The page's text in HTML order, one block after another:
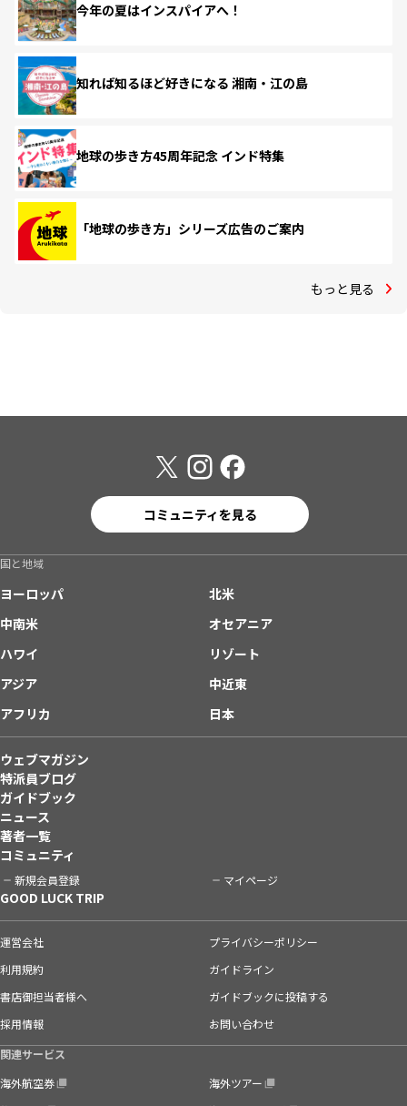
今年の夏はインスパイアへ！
知れば知るほど好きになる 湘南・江の島
地球の歩き方45周年記念 インド特集
「地球の歩き方」シリーズ広告のご案内
もっと見る
コミュニティを見る
国と地域
ヨーロッパ
北米
中南米
オセアニア
ハワイ
リゾート
アジア
中近東
アフリカ
日本
ウェブマガジン
特派員ブログ
ガイドブック
ニュース
著者一覧
コミュニティ
新規会員登録 マイページ
GOOD LUCK TRIP
運営会社
プライバシーポリシー
利用規約
ガイドライン
書店御担当者様へ
ガイドブックに投稿する
採用情報
お問い合わせ
関連サービス
海外航空券
海外ツアー